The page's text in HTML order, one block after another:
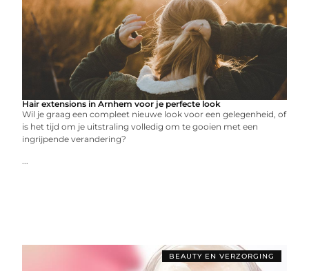
Hair extensions in Arnhem voor je perfecte look
Wil je graag een compleet nieuwe look voor een gelegenheid, of
is het tijd om je uitstraling volledig om te gooien met een
ingrijpende verandering?
...
BEAUTY EN VERZORGING